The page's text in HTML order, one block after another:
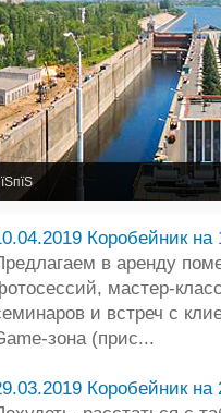
Коробейник
в аренду
мастер-
и встреч с
зона (прис...
Коробейник